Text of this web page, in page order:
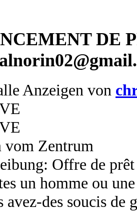
DE
Anzeigen von
vom Zentrum
Offre de
un homme ou
avez-des soucis de